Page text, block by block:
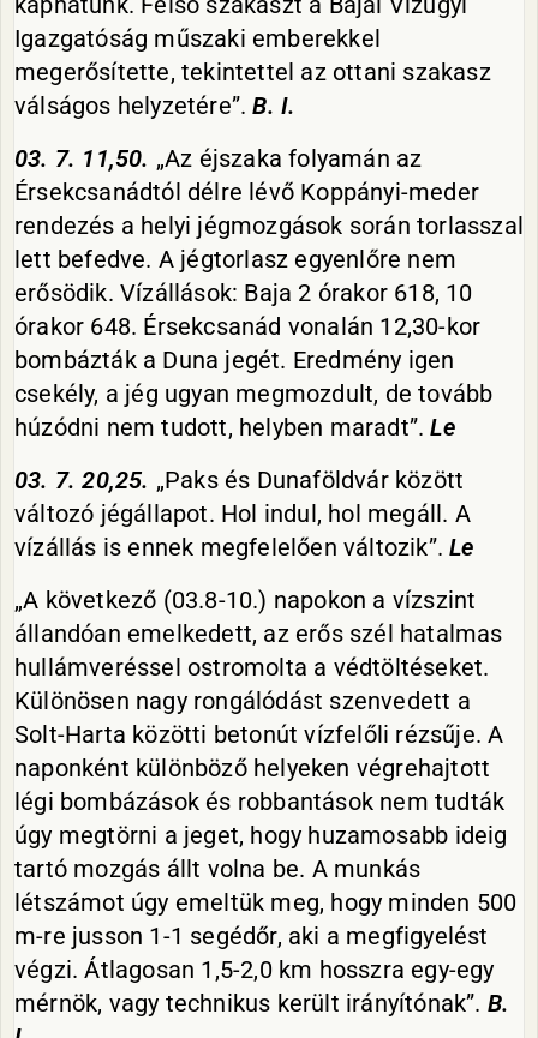
Igazgatóság műszaki emberekkel
megerősítette, tekintettel az ottani szakasz
válságos helyzetére”.B. I.
03. 7. 11,50. „Az éjszaka folyamán az
Érsekcsanádtól délre lévő Koppányi-meder
rendezés a helyi jégmozgások során torlasszal
lett befedve. A jégtorlasz egyenlőre nem
erősödik. Vízállások: Baja 2 órakor 618, 10
órakor 648. Érsekcsanád vonalán 12,30-kor
bombázták a Duna jegét. Eredmény igen
csekély, a jég ugyan megmozdult, de tovább
húzódni nem tudott, helyben maradt”.Le
03. 7. 20,25. „Paks és Dunaföldvár között
változó jégállapot. Hol indul, hol megáll. A
vízállás is ennek megfelelően változik”.Le
„A következő (03.8-10.) napokon a vízszint
állandóan emelkedett, az erős szél hatalmas
hullámveréssel ostromolta a védtöltéseket.
Különösen nagy rongálódást szenvedett a
Solt-Harta közötti betonút vízfelőli rézsűje. A
naponként különböző helyeken végrehajtott
légi bombázások és robbantások nem tudták
úgy megtörni a jeget, hogy huzamosabb ideig
tartó mozgás állt volna be. A munkás
létszámot úgy emeltük meg, hogy minden 500
m-re jusson 1-1 segédőr, aki a megfigyelést
végzi. Átlagosan 1,5-2,0 km hosszra egy-egy
mérnök, vagy technikus került irányítónak”. B.